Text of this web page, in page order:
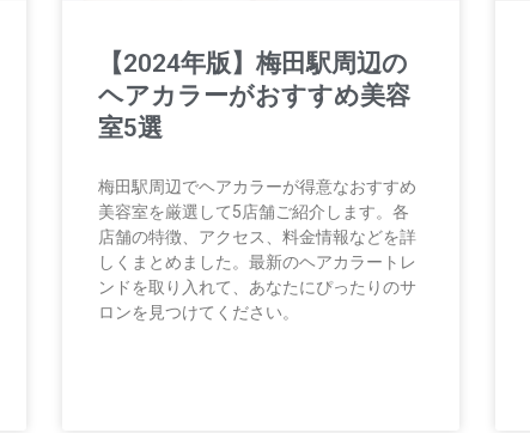
【2024年版】梅田駅周辺の
ヘアカラーがおすすめ美容
室5選
梅田駅周辺でヘアカラーが得意なおすすめ
美容室を厳選して5店舗ご紹介します。各
店舗の特徴、アクセス、料金情報などを詳
しくまとめました。最新のヘアカラートレ
ンドを取り入れて、あなたにぴったりのサ
ロンを見つけてください。